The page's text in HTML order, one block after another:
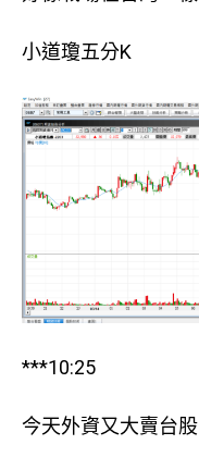
小道瓊五分K
***10:25
今天外資又大賣台股